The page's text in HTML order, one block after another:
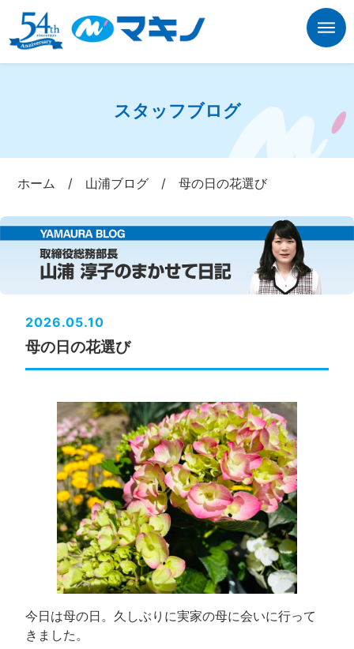
スタッフブログ
ホーム / 山浦ブログ /母の日の花選び
2026.05.10
母の日の花選び
今日は母の日。久しぶりに実家の母に会いに行って
きました。